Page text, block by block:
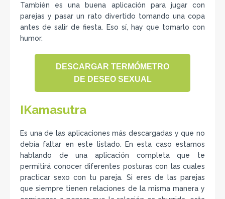
También es una buena aplicación para jugar con
parejas y pasar un rato divertido tomando una copa
antes de salir de fiesta. Eso sí, hay que tomarlo con
humor.
DESCARGAR TERMÓMETRO
DE DESEO SEXUAL
IKamasutra
Es una de las aplicaciones más descargadas y que no
debía faltar en este listado. En esta caso estamos
hablando de una aplicación completa que te
permitirá conocer diferentes posturas con las cuales
practicar sexo con tu pareja. Si eres de las parejas
que siempre tienen relaciones de la misma manera y